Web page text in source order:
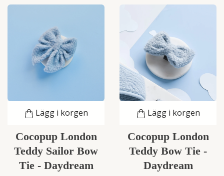
Lägg i korgen
Cocopup London
Teddy Sailor Bow
Tie - Daydream
Lägg i korgen
Cocopup London
Teddy Bow Tie -
Daydream